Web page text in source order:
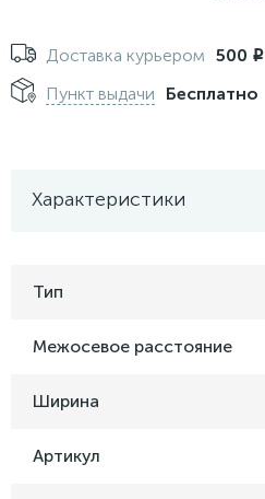
Доставка курьером 500 i
Пункт выдачи Бесплатно
Характеристики
Тип
Межосевое расстояние
Ширина
Артикул